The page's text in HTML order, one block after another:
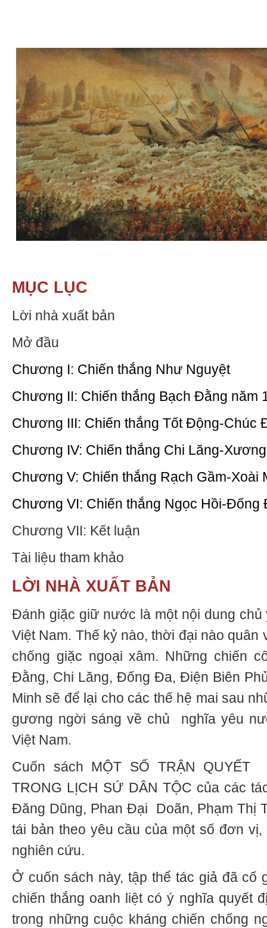
MỤC LỤC
Lời nhà xuất bản
Mở đầu
Chương I: Chiến thắng Như Nguyệt
Chương II: Chiến thắng Bạch Đằng năm
Chương III: Chiến thắng Tốt Động-Chúc
Chương IV: Chiến thắng Chi Lăng-
Chương V: Chiến thắng Rạch Gầm-Xoài
Chương VI: Chiến thắng Ngọc Hồi-Đống
Chương VII: Kết luận
Tài liệu tham khảo
LỜI NHÀ XUẤT BẢN
Đánh giặc giữ nước là một nội dung
Việt Nam. Thế kỷ nào, thời đại nào quân
chống giặc ngoại xâm. Những chiến
Đằng, Chi Lăng, Đống Đa, Điện Biên
Minh sẽ để lại cho các thế hệ mai sau
gương ngời sáng về chủ nghĩa yêu
Việt Nam.
Cuốn sách MỘT SỐ TRẬN QUYẾT
TRONG LỊCH SỨ DÂN TỘC của các
Đăng Dũng, Phan Đại Doãn, Phạm Thị
tái bản theo yêu cầu của một số đơn
nghiên cứu.
Ở cuốn sách này, tập thể tác giả đã cố
chiến thắng oanh liệt có ý nghĩa quyết
trong những cuộc kháng chiến chống